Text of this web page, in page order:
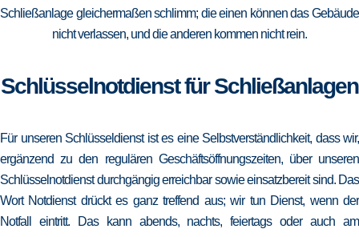
Schließanlage gleichermaßen schlimm; die einen können das Gebäude
nicht verlassen, und die anderen kommen nicht rein.
Schlüsselnotdienst für Schließanlagen
Für unseren Schlüsseldienst ist es eine Selbstverständlichkeit, dass wir,
ergänzend zu den regulären Geschäftsöffnungszeiten, über unseren
Schlüsselnotdienst durchgängig erreichbar sowie einsatzbereit sind. Das
Wort Notdienst drückt es ganz treffend aus; wir tun Dienst, wenn der
Notfall eintritt. Das kann abends, nachts, feiertags oder auch am